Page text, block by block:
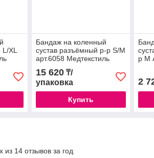
XL
Бандаж на коленный
сустав разъёмный р-р S/M
арт.6058 Медтекстиль
15 620₸/
упаковка
Купить
р M
2
14 отзывов за год